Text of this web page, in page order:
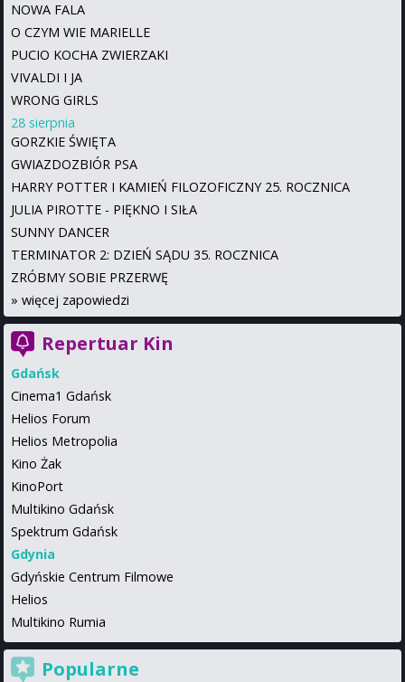
NOWA FALA
O CZYM WIE MARIELLE
PUCIO KOCHA ZWIERZAKI
VIVALDI I JA
WRONG GIRLS
28 sierpnia
GORZKIE ŚWIĘTA
GWIAZDOZBIÓR PSA
HARRY POTTER I KAMIEŃ FILOZOFICZNY 25. ROCZNICA
JULIA PIROTTE - PIĘKNO I SIŁA
SUNNY DANCER
TERMINATOR 2: DZIEŃ SĄDU 35. ROCZNICA
ZRÓBMY SOBIE PRZERWĘ
» więcej zapowiedzi
Repertuar Kin
Gdańsk
Cinema1 Gdańsk
Helios Forum
Helios Metropolia
Kino Żak
KinoPort
Multikino Gdańsk
Spektrum Gdańsk
Gdynia
Gdyńskie Centrum Filmowe
Helios
Multikino Rumia
Popularne